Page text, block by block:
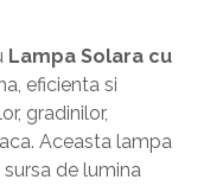
Lampa Solara cu
eficienta si
gradinilor,
Aceasta lampa
de lumina